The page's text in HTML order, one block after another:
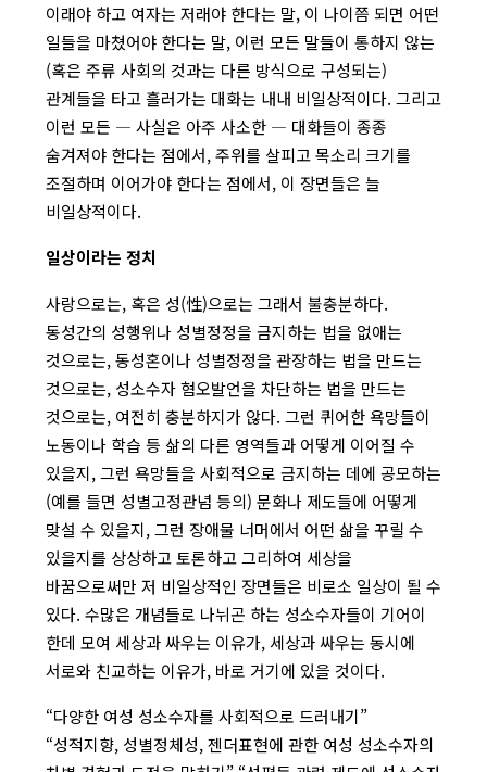
이래야 하고 여자는 저래야 한다는 말, 이 나이쯤 되면 어떤
일들을 마쳤어야 한다는 말, 이런 모든 말들이 통하지 않는
(혹은 주류 사회의 것과는 다른 방식으로 구성되는)
관계들을 타고 흘러가는 대화는 내내 비일상적이다. 그리고
이런 모든 ― 사실은 아주 사소한 ― 대화들이 종종
숨겨져야 한다는 점에서, 주위를 살피고 목소리 크기를
조절하며 이어가야 한다는 점에서, 이 장면들은 늘
비일상적이다.
일상이라는 정치
사랑으로는, 혹은 성(性)으로는 그래서 불충분하다.
동성간의 성행위나 성별정정을 금지하는 법을 없애는
것으로는, 동성혼이나 성별정정을 관장하는 법을 만드는
것으로는, 성소수자 혐오발언을 차단하는 법을 만드는
것으로는, 여전히 충분하지가 않다. 그런 퀴어한 욕망들이
노동이나 학습 등 삶의 다른 영역들과 어떻게 이어질 수
있을지, 그런 욕망들을 사회적으로 금지하는 데에 공모하는
(예를 들면 성별고정관념 등의) 문화나 제도들에 어떻게
맞설 수 있을지, 그런 장애물 너머에서 어떤 삶을 꾸릴 수
있을지를 상상하고 토론하고 그리하여 세상을
바꿈으로써만 저 비일상적인 장면들은 비로소 일상이 될 수
있다. 수많은 개념들로 나뉘곤 하는 성소수자들이 기어이
한데 모여 세상과 싸우는 이유가, 세상과 싸우는 동시에
서로와 친교하는 이유가, 바로 거기에 있을 것이다.
“다양한 여성 성소수자를 사회적으로 드러내기”
“성적지향, 성별정체성, 젠더표현에 관한 여성 성소수자의